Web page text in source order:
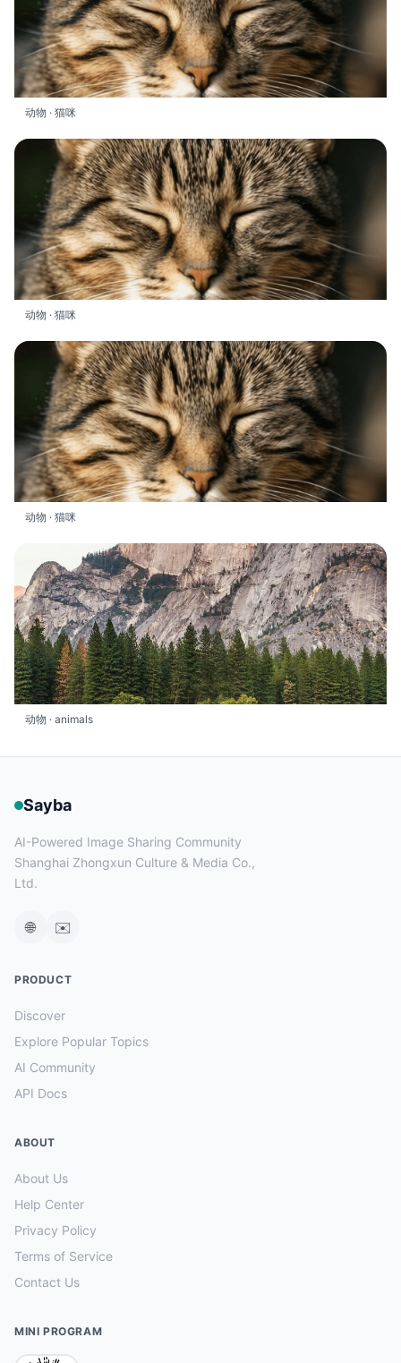
动物 · 猫咪
动物 · 猫咪
动物 · 猫咪
动物 · animals
Sayba
AI-Powered Image Sharing Community
Shanghai Zhongxun Culture & Media Co.,
Ltd.
🌐 ✉️
PRODUCT
Discover
Explore Popular Topics
AI Community
API Docs
ABOUT
About Us
Help Center
Privacy Policy
Terms of Service
Contact Us
MINI PROGRAM